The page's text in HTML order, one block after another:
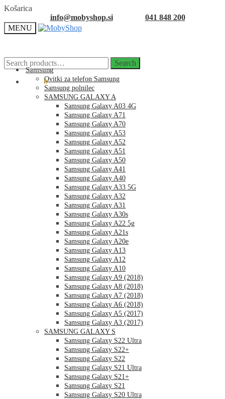
Skip
navigation
Skip
content
Košarica
info@mobyshop.si
041 848 200
MENU
Search
for:
Search
0.00€ 0
Samsung
Ovitki za telefon Samsung
Samsung polnilec
SAMSUNG GALAXY A
Samsung Galaxy A03 4G
Samsung Galaxy A71
Samsung Galaxy A70
Samsung Galaxy A53
Samsung Galaxy A52
Samsung Galaxy A51
Samsung Galaxy A50
Samsung Galaxy A41
Samsung Galaxy A40
Samsung Galaxy A33 5G
Samsung Galaxy A32
Samsung Galaxy A31
Samsung Galaxy A30s
Samsung Galaxy A22 5g
Samsung Galaxy A21s
Samsung Galaxy A20e
Samsung Galaxy A13
Samsung Galaxy A12
Samsung Galaxy A10
Samsung Galaxy A9 (2018)
Samsung Galaxy A8 (2018)
Samsung Galaxy A7 (2018)
Samsung Galaxy A6 (2018)
Samsung Galaxy A5 (2017)
Samsung Galaxy A3 (2017)
SAMSUNG GALAXY S
Samsung Galaxy S22 Ultra
Samsung Galaxy S22+
Samsung Galaxy S22
Samsung Galaxy S21 Ultra
Samsung Galaxy S21+
Samsung Galaxy S21
Samsung Galaxy S20 Ultra